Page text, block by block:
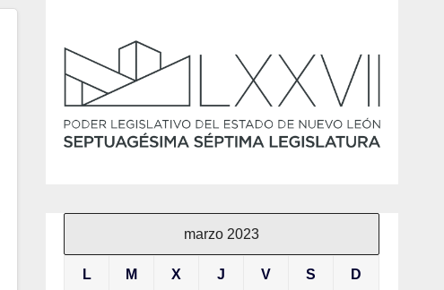
marzo 2023
L M X J V S D